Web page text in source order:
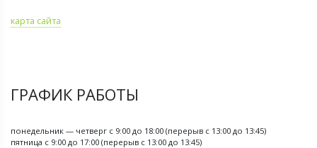
карта сайта
ГРАФИК РАБОТЫ
понедельник — четверг с 9:00 до 18:00 (перерыв с 13:00 до 13:45)
пятница с 9:00 до 17:00 (перерыв с 13:00 до 13:45)